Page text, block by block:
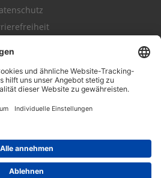
Romandie
LeadNow